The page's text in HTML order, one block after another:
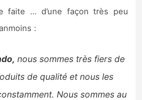
faite … d’une façon très peu
:
nous sommes très fiers de
de qualité et nous les
Nous sommes au